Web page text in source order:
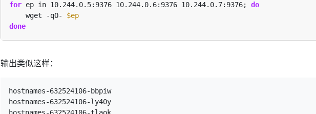
for ep in 10.244.0.5:9376 10.244.0.6:9376 10.244.0.7:9376; do
    wget -qO-
$ep
done
输出类似这样：
hostnames-632524106-bbpiw
hostnames-632524106-ly40y